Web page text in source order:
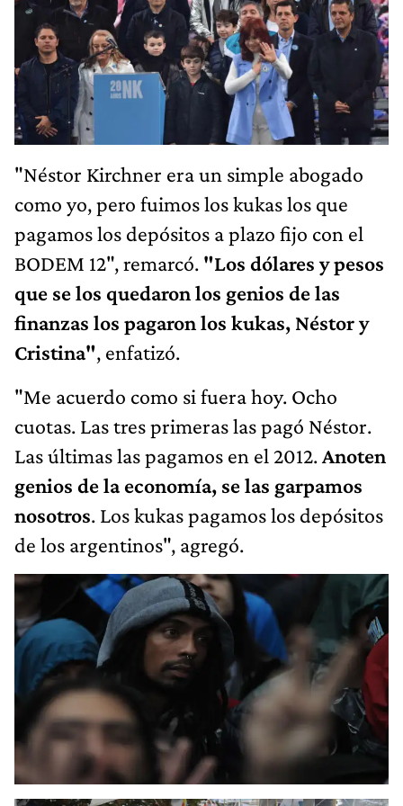
"Néstor Kirchner era un simple abogado
como yo, pero fuimos los kukas los que
pagamos los depósitos a plazo fijo con el
BODEM 12", remarcó. "Los dólares y pesos
que se los quedaron los genios de las
finanzas los pagaron los kukas, Néstor y
Cristina", enfatizó.
"Me acuerdo como si fuera hoy. Ocho
cuotas. Las tres primeras las pagó Néstor.
Las últimas las pagamos en el 2012.Anoten
genios de la economía, se las garpamos
nosotros. Los kukas pagamos los depósitos
de los argentinos", agregó.